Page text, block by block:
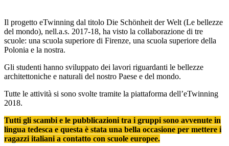
Il progetto eTwinning dal titolo Die Schönheit der Welt (Le bellezze
del mondo), nell.a.s. 2017-18, ha visto la collaborazione di tre
scuole: una scuola superiore di Firenze, una scuola superiore della
Polonia e la nostra.
Gli studenti hanno sviluppato dei lavori riguardanti le bellezze
architettoniche e naturali del nostro Paese e del mondo.
Tutte le attività si sono svolte tramite la piattaforma dell’eTwinning
2018.
Tutti gli scambi e le pubblicazioni tra i gruppi sono avvenute in
lingua tedesca e questa è stata una bella occasione per mettere i
ragazzi italiani a contatto con scuole europee.